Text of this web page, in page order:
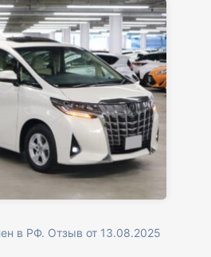
в РФ. Отзыв от 13.08.2025